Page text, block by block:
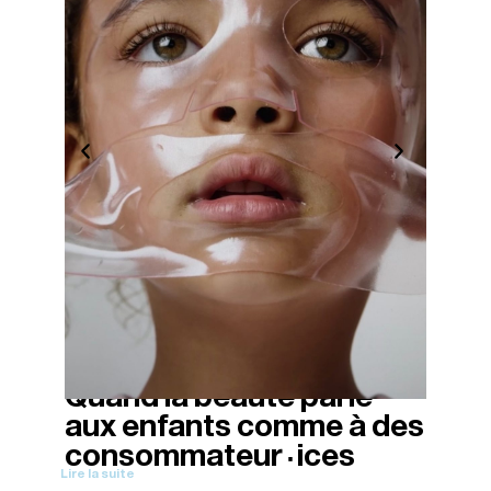
Quand la beauté parle
aux enfants comme à des
consommateur·ices
Lire la suite